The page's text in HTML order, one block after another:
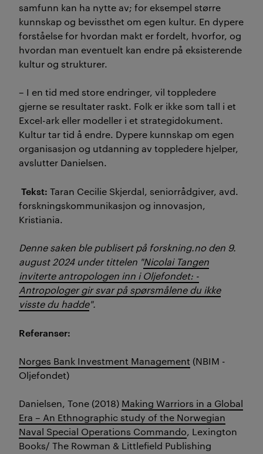
samfunn kan ha nytte av; for eksempel større
kunnskap og bevissthet om egen kultur. En dypere
forståelse for hvordan makt er fordelt, hvorfor, og
hvordan man eventuelt kan endre på eksisterende
kultur og strukturer.
– I en tid med store endringer, vil toppledere
gjerne se resultater raskt. Folk er ikke som tall i et
Excel-ark eller modeller i et strategidokument.
Kultur tar tid å endre. Dypere kunnskap om egen
organisasjon og utdanning av toppledere hjelper,
avslutter Danielsen.
Tekst: Taran Cecilie Skjerdal, seniorrådgiver, avd.
forskningskommunikasjon og innovasjon,
Kristiania.
Denne saken ble publisert på forskning.no den 9.
august 2024 under tittelen "Nicolai Tangen
inviterte antropologen inn i Oljefondet: -
Antropologer gir svar på spørsmålene du ikke
visste du hadde".
Referanser:
Norges Bank Investment Management (NBIM -
Oljefondet)
Danielsen, Tone (2018) Making Warriors in a Global
Era – An Ethnographic study of the Norwegian
Naval Special Operations Commando, Lexington
Books/ The Rowman & Littlefield Publishing